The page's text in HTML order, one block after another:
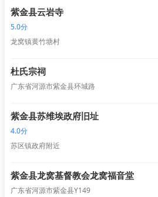
紫金县云岩寺
5.0分
龙窝镇黄竹塘村
杜氏宗祠
广东省河源市紫金县环城路
紫金县苏维埃政府旧址
4.0分
苏区镇政府附近
紫金县龙窝基督教会龙窝福音堂
广东省河源市紫金县Y149